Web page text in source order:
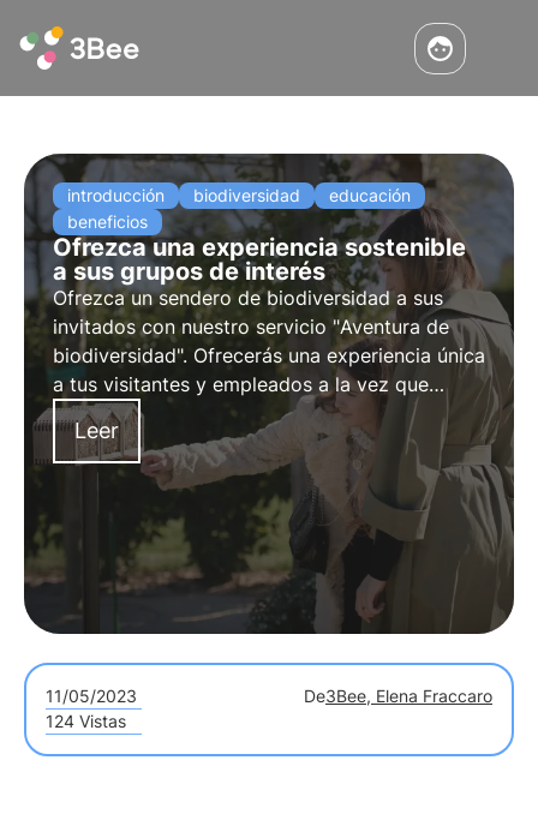
introducción biodiversidad
educación
beneficios
Ofrezca una experiencia sostenible
a sus grupos de interés
Ofrezca un sendero de biodiversidad a sus
invitados con nuestro servicio "Aventura de
biodiversidad". Ofrecerás una experiencia única
a tus visitantes y empleados a la vez que
conciencias sobre la importancia de los
polinizadores.
Leer
11/05/2023 De3Bee, Elena Fraccaro
124 Vistas